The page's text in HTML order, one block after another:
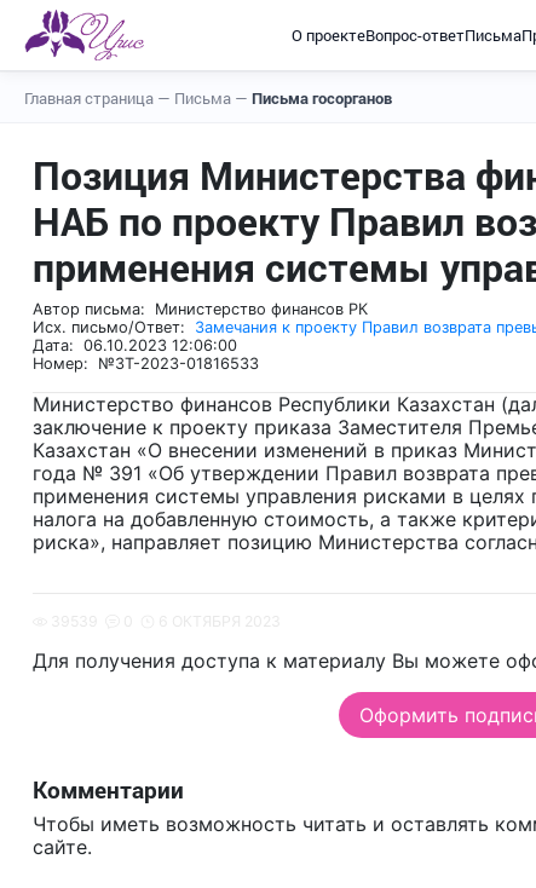
О проектеВопрос-ответПисьма
Главная страница — Письма — Письма госорганов
Позиция Министерства
НАБ по проекту Правил
применения системы
Автор письма: Министерство финансов РК
Исх. письмо/Ответ: Замечания к проекту Правил возврата
Дата: 06.10.2023 12:06:00
Номер: №ЗТ-2023-01816533
Министерство финансов Республики Казахстан
заключение к проекту приказа Заместителя
Казахстан «О внесении изменений в приказ
года № 391 «Об утверждении Правил возврата
применения системы управления рисками в
налога на добавленную стоимость, а также
риска», направляет позицию Министерства
Для получения доступа к материалу Вы можете
Оформить
Комментарии
Чтобы иметь возможность читать и оставлять
сайте.